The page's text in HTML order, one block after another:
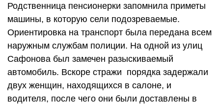
Родственница пенсионерки запомнила приметы
машины, в которую сели подозреваемые.
Ориентировка на транспорт была передана всем
наружным службам полиции. На одной из улиц
Сафонова был замечен разыскиваемый
автомобиль. Вскоре стражи порядка задержали
двух женщин, находящихся в салоне, и
водителя, после чего они были доставлены в